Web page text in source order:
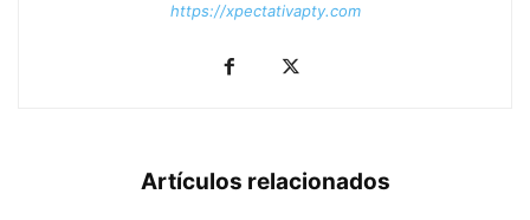
https://xpectativapty.com
Artículos relacionados